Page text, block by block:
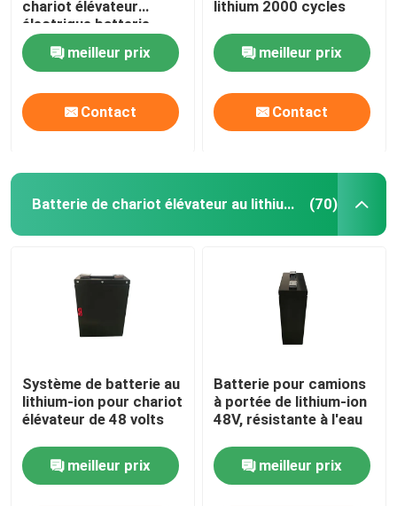
chariot élévateur
électrique batterie
lithium-ion 25,6V
272AHmeilleur prix
Contact
lithium 2000 cycles
meilleur prix
Contact
Batterie de chariot élévateur au lithium-ion de 48 volts (70)
Système de batterie au
lithium-ion pour chariot
élévateur de 48 volts
meilleur prix
Batterie pour camions
à portée de lithium-ion
48V, résistante à l'eau
meilleur prix